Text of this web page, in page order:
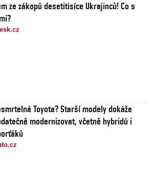
ze zákopů desetitisíce Ukrajinců! Co s
Toyota? Starší modely dokáže
modernizovat, včetně hybridů i